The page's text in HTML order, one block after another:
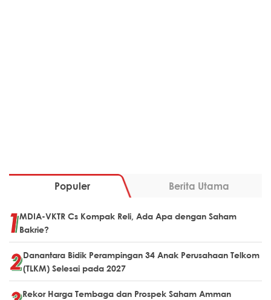
Populer Berita Utama
MDIA-VKTR Cs Kompak Reli, Ada Apa dengan Saham
Bakrie?
Danantara Bidik Perampingan 34 Anak Perusahaan Telkom
(TLKM) Selesai pada 2027
Rekor Harga Tembaga dan Prospek Saham Amman